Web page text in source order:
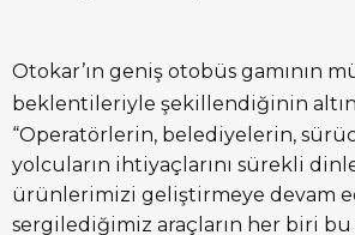
Otokar’ın geniş otobüs gamının
beklentileriyle şekillendiğinin
“Operatörlerin, belediyelerin,
yolcuların ihtiyaçlarını sürekli
ürünlerimizi geliştirmeye devam
sergilediğimiz araçların her biri bu